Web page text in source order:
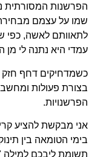
הפרשנות המסורתית
שמו על עצמם
לתאוותם לאשה,
עמדי היא נתנה לי מן
כשמדחיקים דחף חזק
בצורת פעולות
הפרשנויות.
אני מבקשת להציע
בימי הטומאה בין
תשומת ליבכם